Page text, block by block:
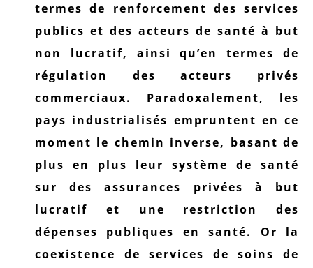
termes de renforcement des services
publics et des acteurs de santé à but
non lucratif, ainsi qu’en termes de
régulation des acteurs privés
commerciaux. Paradoxalement, les
pays industrialisés empruntent en ce
moment le chemin inverse, basant de
plus en plus leur système de santé
sur des assurances privées à but
lucratif et une restriction des
dépenses publiques en santé. Or la
coexistence de services de soins de